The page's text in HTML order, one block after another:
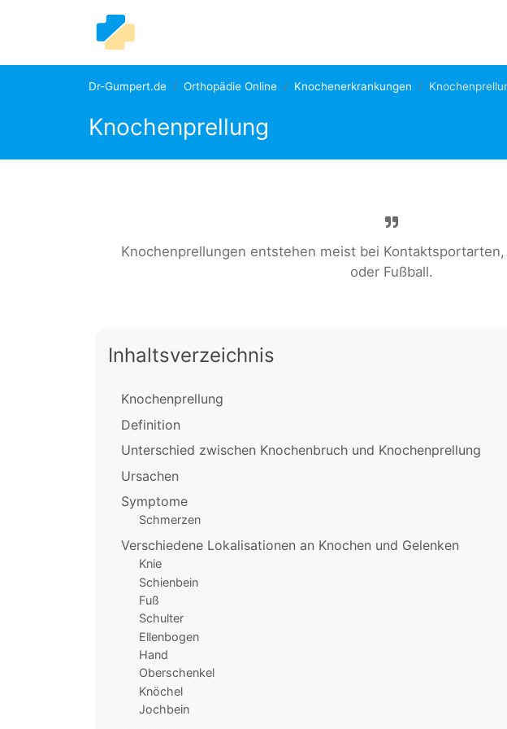
Dr-Gumpert.de Orthopädie Online Knochenerkrankungen
Knochenprellung
Knochenprellungen entstehen meist bei
oder Fußball.
Inhaltsverzeichnis
Knochenprellung
Definition
Unterschied zwischen Knochenbruch und Knochenprellung
Ursachen
Symptome
Schmerzen
Verschiedene Lokalisationen an Knochen und Gelenken
Knie
Schienbein
Fuß
Schulter
Ellenbogen
Hand
Oberschenkel
Knöchel
Jochbein